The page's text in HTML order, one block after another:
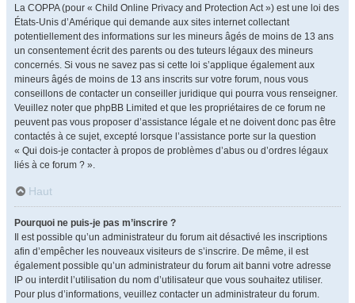
La COPPA (pour « Child Online Privacy and Protection Act ») est une loi des
États-Unis d’Amérique qui demande aux sites internet collectant
potentiellement des informations sur les mineurs âgés de moins de 13 ans
un consentement écrit des parents ou des tuteurs légaux des mineurs
concernés. Si vous ne savez pas si cette loi s’applique également aux
mineurs âgés de moins de 13 ans inscrits sur votre forum, nous vous
conseillons de contacter un conseiller juridique qui pourra vous renseigner.
Veuillez noter que phpBB Limited et que les propriétaires de ce forum ne
peuvent pas vous proposer d’assistance légale et ne doivent donc pas être
contactés à ce sujet, excepté lorsque l’assistance porte sur la question
« Qui dois-je contacter à propos de problèmes d’abus ou d’ordres légaux
liés à ce forum ? ».
Haut
Pourquoi ne puis-je pas m’inscrire ?
Il est possible qu’un administrateur du forum ait désactivé les inscriptions
afin d’empêcher les nouveaux visiteurs de s’inscrire. De même, il est
également possible qu’un administrateur du forum ait banni votre adresse
IP ou interdit l’utilisation du nom d’utilisateur que vous souhaitez utiliser.
Pour plus d’informations, veuillez contacter un administrateur du forum.